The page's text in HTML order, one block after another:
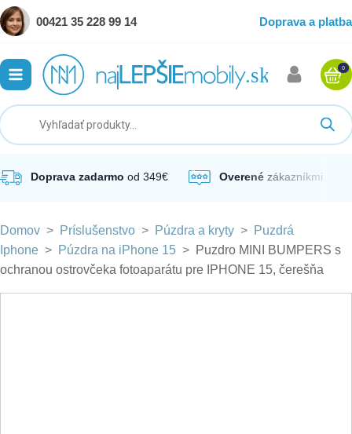
00421 35 228 99 14 Doprava a platba
0
Doprava zadarmo od 349€ Overené zákazníkmi
Domov > Príslušenstvo > Púzdra a kryty > Puzdrá
Iphone > Púzdra na iPhone 15 > Puzdro MINI BUMPERS s
ochranou ostrovčeka fotoaparátu pre IPHONE 15, čerešňa